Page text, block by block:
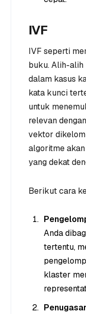
IVF
IVF seperti
buku. Alih-alih
dalam kasus
kata kunci
untuk
relevan
vektor
algoritme
yang dekat
Berikut cara
Anda
tertentu,
klaster